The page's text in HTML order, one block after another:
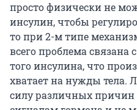
просто физически не
инсулин, чтобы
то при 2-м типе
всего проблема связана
того инсулина, что
хватает на нужды тела.
силу различных причин